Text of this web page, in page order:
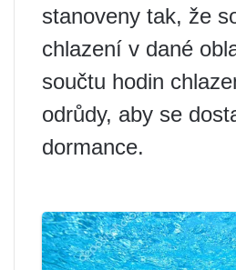
stanoveny tak, že
chlazení v dané
součtu hodin
odrůdy, aby se
dormance.